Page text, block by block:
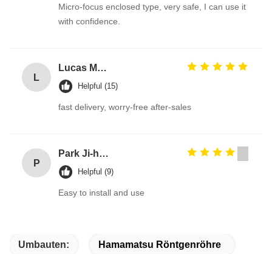
Micro-focus enclosed type, very safe, I can use it
with confidence.
L
Lucas Martin
Helpful (15)
fast delivery, worry-free after-sales
P
Park Ji-hoon
Helpful (9)
Easy to install and use
Umbauten: Hamamatsu Röntgenröhre